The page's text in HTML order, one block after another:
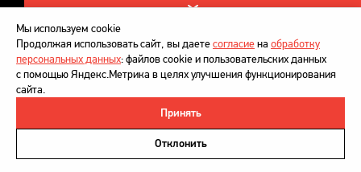
Политика в отношении обработки персональных данных
Напишите нам
Мы используем cookie
Продолжая использовать сайт, вы даетесогласиена обработку
персональных данных: файлов cookie и пользовательских данных
с помощью Яндекс.Метрика в целях улучшения функционирования
сайта.
Принять
Отклонить